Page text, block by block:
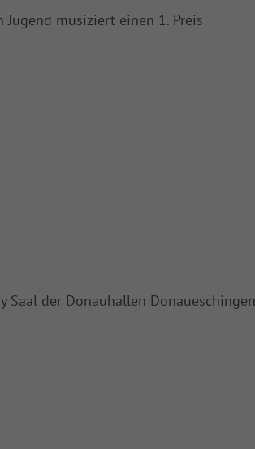
musiziert einen 1. Preis
Saal der Donauhallen Donaueschingen